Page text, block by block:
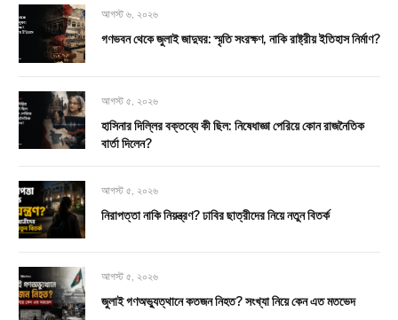
আগস্ট ৬, ২০২৬
গণভবন থেকে জুলাই জাদুঘর: স্মৃতি সংরক্ষণ, নাকি রাষ্ট্রীয় ইতিহাস নির্মাণ?
আগস্ট ৫, ২০২৬
হাসিনার দিল্লির বক্তব্যে কী ছিল: নিষেধাজ্ঞা পেরিয়ে কোন রাজনৈতিক
বার্তা দিলেন?
আগস্ট ৫, ২০২৬
নিরাপত্তা নাকি নিয়ন্ত্রণ? ঢাবির ছাত্রীদের নিয়ে নতুন বিতর্ক
আগস্ট ৫, ২০২৬
জুলাই গণঅভ্যুত্থানে কতজন নিহত? সংখ্যা নিয়ে কেন এত মতভেদ